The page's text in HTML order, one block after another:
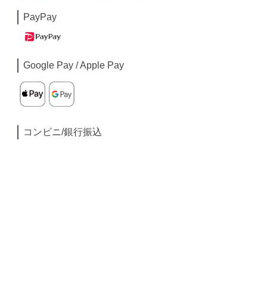
PayPay
Google Pay / Apple Pay
コンビニ/銀行振込